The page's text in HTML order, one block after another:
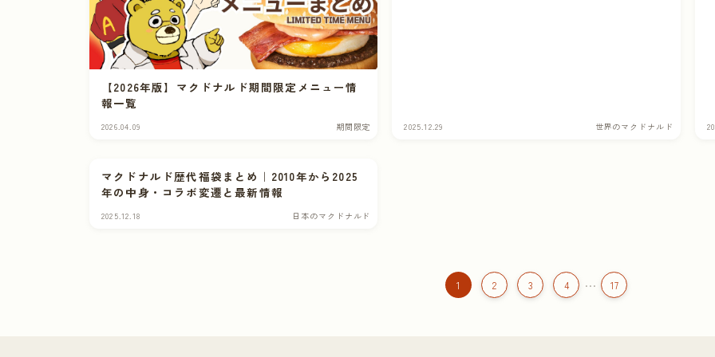
【2026年版】マクドナルド期間限定メニュー情
報一覧
2026.04.09 期間限定 2025.12.29 世界のマクドナルド
マクドナルド歴代福袋まとめ｜2010年から2025
年の中身・コラボ変遷と最新情報
2025.12.18 日本のマクドナルド
1 2 3 4 … 17